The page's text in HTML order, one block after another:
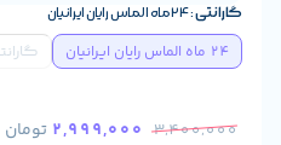
گارانتی اصالت و سلامت
2,999,000تومان